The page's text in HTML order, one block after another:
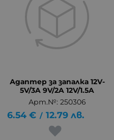
Адаптер за запалка 12V-
5V/3A 9V/2A 12V/1.5A
Арт.№: 250306
6.54 € / 12.79 лв.